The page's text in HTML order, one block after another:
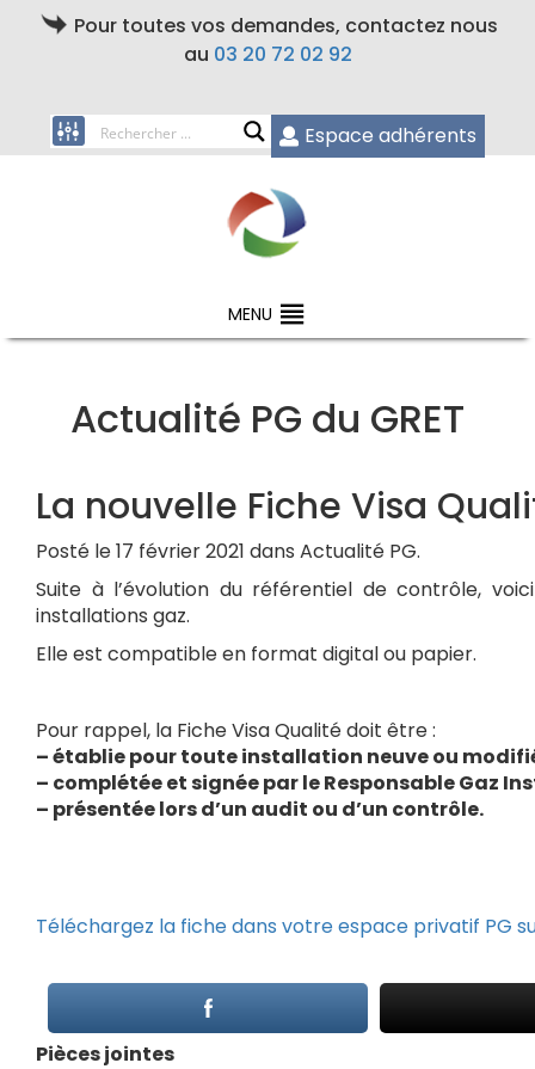
Pour toutes vos demandes, contactez nous
au 03 20 72 02 92
Espace adhérents
MENU
Actualité PG du GRET
La nouvelle Fiche Visa
Posté le 17 février 2021 dans Actualité PG.
Suite à l’évolution du référentiel de contrôle,
installations gaz.
Elle est compatible en format digital ou papier.
Pour rappel, la Fiche Visa Qualité doit être :
– établie pour toute installation neuve ou
– complétée et signée par le Responsable Gaz
– présentée lors d’un audit ou d’un contrôle.
Téléchargez la fiche dans votre espace privatif PG
Pièces jointes